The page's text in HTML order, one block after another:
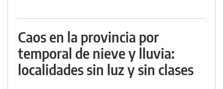
Caos en la provincia por
temporal de nieve y lluvia:
localidades sin luz y sin clases